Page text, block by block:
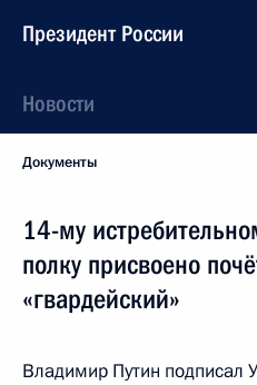
Президент России
Новости
Документы
14-му
полку присвоено
«гвардейский»
Владимир Путин подписал